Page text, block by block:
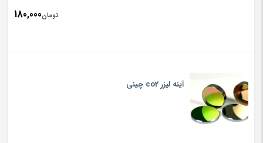
تومان180,000
آینه لیزر co2 چینی